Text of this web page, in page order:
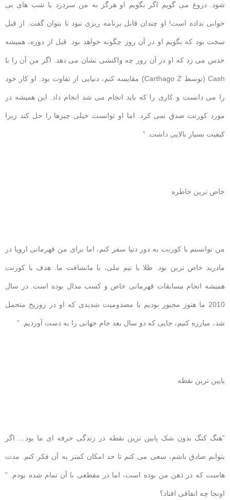
شود. دروغ می گویم اگر بگویم او هرگز به من سردرد یا شب های بی
خوابی نداده است! او چندان قابل برنامه ریزی نبود تا بتوان گفت. از قبل
سخت بود که بگویم او در آن روز چگونه خواهد بود. قبل از دوره، همیشه
حدس می زد که او در آن روز چه واکنشی نشان می دهد. اگر من آن را با
Cash (توسط Carthago Z) مقایسه کنم، دنیایی از تفاوت بود. او کار خود
را می دانست و کاری را که باید انجام می شد انجام داد. این همیشه در
مورد کورنت صدق نمی کرد. اما او توانست خیلی چیزها را حل کند زیرا
کیفیت بسیار بالایی داشت. ”
خاص ترین خاطره
من توانستم با کورنت به دور دنیا سفر کنم، اما برای من قهرمانی اروپا در
مادرید خاص ترین بود. طلا با تیم ملی، با مانشافت ما. هدف با کورنت
همیشه انجام مسابقات قهرمانی خاص و کسب مدال بوده است. در سال
2010 ما هنوز مجبور بودیم با مصدومیت شدیدی که او در زوریخ متحمل
شد، مبارزه کنیم، جایی که دو سال بعد جام جهانی را به دست آوردیم. ”
پایین ترین نقطه
“هنگ کنگ بدون شک پایین ترین نقطه در زندگی حرفه ای ما بود… اگر
بتوانم صادق باشم، سعی می کنم تا حد امکان کمتر به آن فکر کنم. مدت
هاست که در ذهن من بوده است، اما در مقطعی با آن تمام شده بودم. ”
اونجا چه اتفاقی افتاد؟